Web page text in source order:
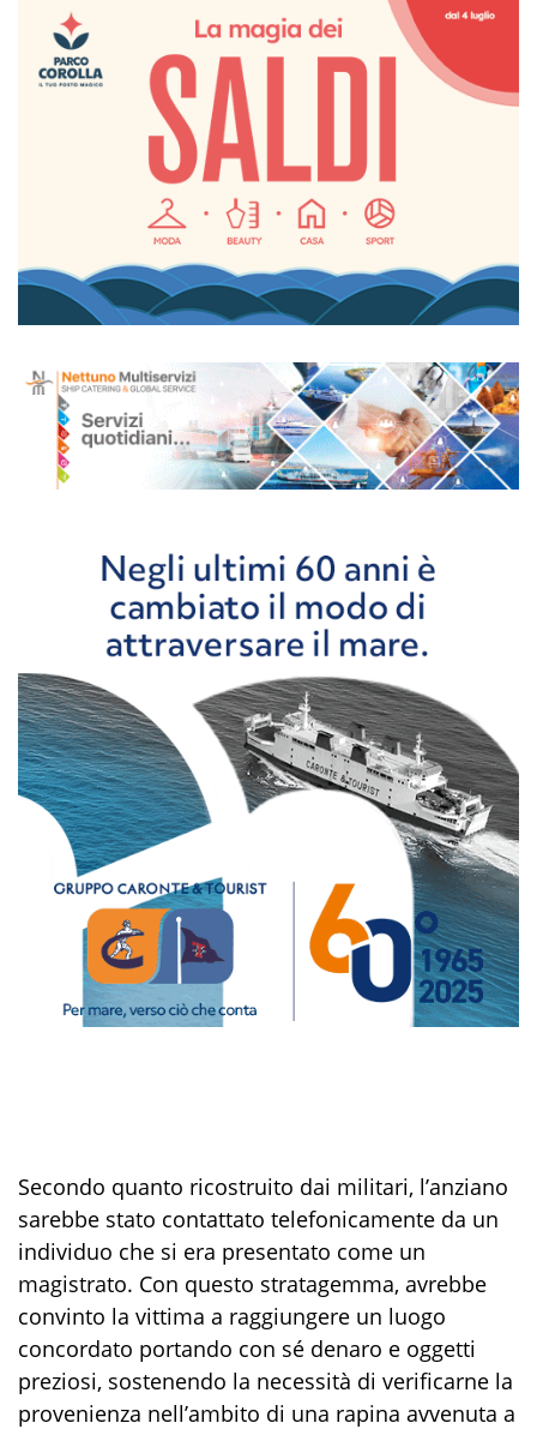
Secondo quanto ricostruito dai militari, l’anziano
sarebbe stato contattato telefonicamente da un
individuo che si era presentato come un
magistrato. Con questo stratagemma, avrebbe
convinto la vittima a raggiungere un luogo
concordato portando con sé denaro e oggetti
preziosi, sostenendo la necessità di verificarne la
provenienza nell’ambito di una rapina avvenuta a